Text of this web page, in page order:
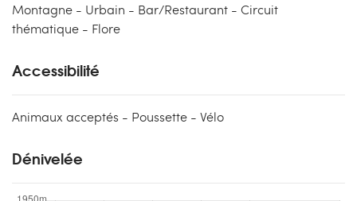
Montagne - Urbain - Bar/Restaurant - Circuit
thématique - Flore
Accessibilité
Animaux acceptés - Poussette - Vélo
Dénivelée